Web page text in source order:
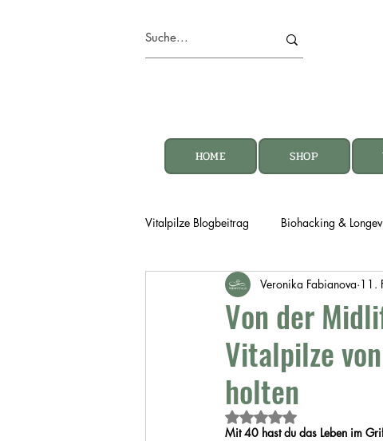
HOME SHOP
Vitalpilze Blogbeitrag Biohacking &
Von der
Vitalpilze
holten
Veronika Fabianova 11.
Mit NaN von 5 Sternen
Mit 40 hast du das Leben im